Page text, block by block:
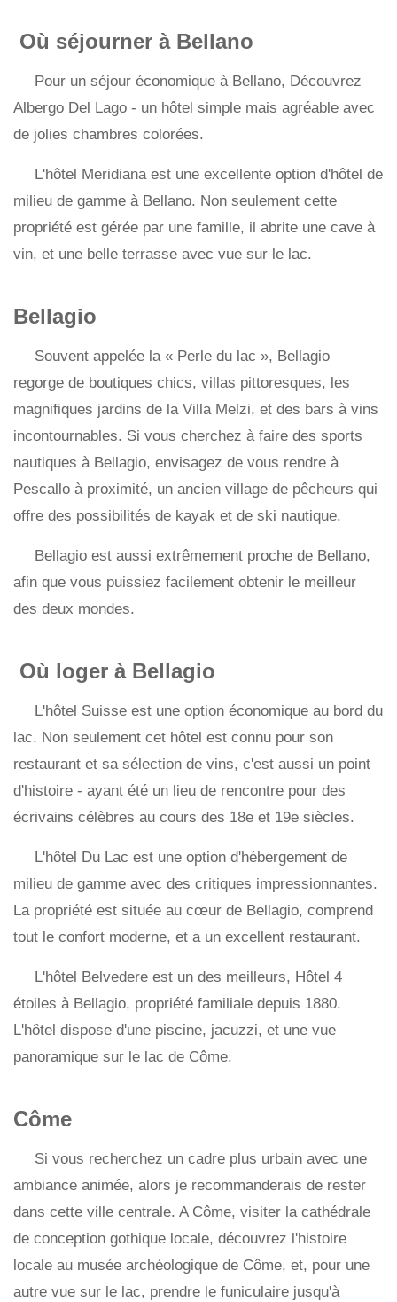
Où séjourner à Bellano
Pour un séjour économique à Bellano, Découvrez
Albergo Del Lago - un hôtel simple mais agréable avec
de jolies chambres colorées.
L'hôtel Meridiana est une excellente option d'hôtel de
milieu de gamme à Bellano. Non seulement cette
propriété est gérée par une famille, il abrite une cave à
vin, et une belle terrasse avec vue sur le lac.
Bellagio
Souvent appelée la « Perle du lac », Bellagio
regorge de boutiques chics, villas pittoresques, les
magnifiques jardins de la Villa Melzi, et des bars à vins
incontournables. Si vous cherchez à faire des sports
nautiques à Bellagio, envisagez de vous rendre à
Pescallo à proximité, un ancien village de pêcheurs qui
offre des possibilités de kayak et de ski nautique.
Bellagio est aussi extrêmement proche de Bellano,
afin que vous puissiez facilement obtenir le meilleur
des deux mondes.
Où loger à Bellagio
L'hôtel Suisse est une option économique au bord du
lac. Non seulement cet hôtel est connu pour son
restaurant et sa sélection de vins, c'est aussi un point
d'histoire - ayant été un lieu de rencontre pour des
écrivains célèbres au cours des 18e et 19e siècles.
L'hôtel Du Lac est une option d'hébergement de
milieu de gamme avec des critiques impressionnantes.
La propriété est située au cœur de Bellagio, comprend
tout le confort moderne, et a un excellent restaurant.
L'hôtel Belvedere est un des meilleurs, Hôtel 4
étoiles à Bellagio, propriété familiale depuis 1880.
L'hôtel dispose d'une piscine, jacuzzi, et une vue
panoramique sur le lac de Côme.
Côme
Si vous recherchez un cadre plus urbain avec une
ambiance animée, alors je recommanderais de rester
dans cette ville centrale. A Côme, visiter la cathédrale
de conception gothique locale, découvrez l'histoire
locale au musée archéologique de Côme, et, pour une
autre vue sur le lac, prendre le funiculaire jusqu'à